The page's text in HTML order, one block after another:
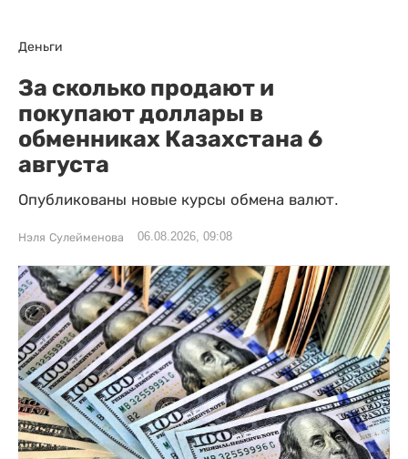
Деньги
За сколько продают и
покупают доллары в
обменниках Казахстана 6
августа
Опубликованы новые курсы обмена валют.
Нэля Сулейменова 06.08.2026, 09:08